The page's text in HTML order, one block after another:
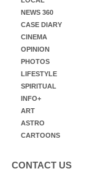
NEWS 360
CASE DIARY
CINEMA
OPINION
PHOTOS
LIFESTYLE
SPIRITUAL
INFO+
ART
ASTRO
CARTOONS
CONTACT US